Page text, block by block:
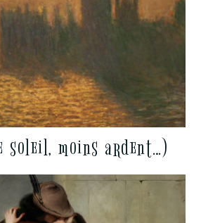
soleil, moins ardent…)